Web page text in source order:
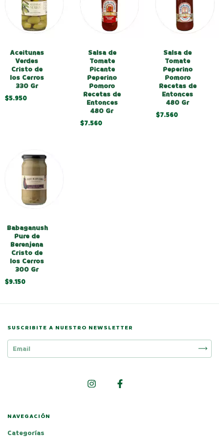
Aceitunas
Verdes
Cristo de
los Cerros
330 Gr
$5.950
Salsa de
Tomate
Picante
Peperino
Pomoro
Recetas de
Entonces
480 Gr
$7.560
Salsa de
Tomate
Peperino
Pomoro
Recetas de
Entonces
480 Gr
$7.560
Babaganush
Pure de
Berenjena
Cristo de
los Cerros
300 Gr
$9.150
SUSCRIBITE A NUESTRO NEWSLETTER
NAVEGACIÓN
Categorías